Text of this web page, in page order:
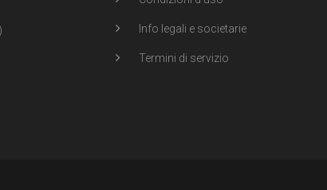
Info legali e societarie
Termini di servizio